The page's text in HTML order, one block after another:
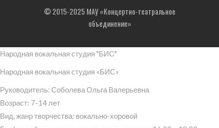
© 2015-2025 МАУ «Концертно-театральное
объединение»
Народная вокальная студия "БИС"
Народная вокальная студия «БИС»
Руководитель: Соболева Ольга Валерьевна
Возраст: 7-14 лет
Вид, жанр творчества: вокально-хоровой